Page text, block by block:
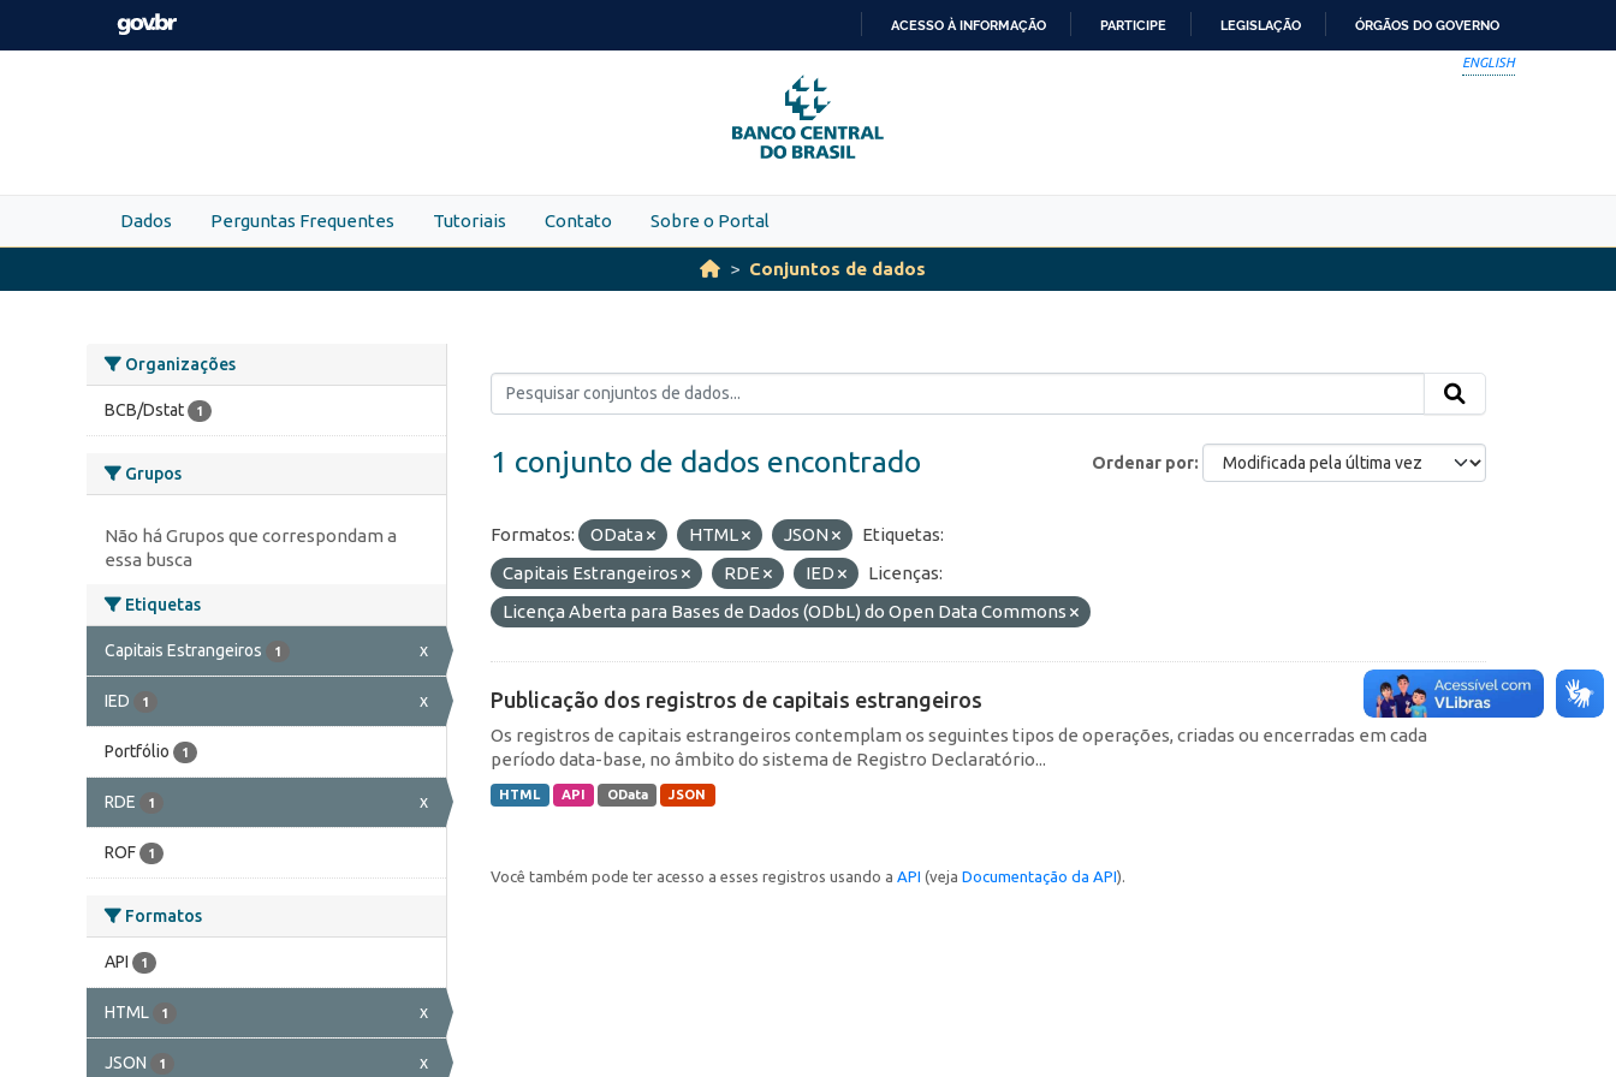
Skip to main content
PARA
O
CONTEÚDO
ACESSO À INFORMAÇÃO PARTICIPE LEGISLAÇÃO ÓRGÃOS DO GOVERNO
ENGLISH
Dados Perguntas Frequentes Tutoriais Contato Sobre o Portal
Conjuntos de dados
Organizações
BCB/Dstat 1
Grupos
Não há Grupos que correspondam a
essa busca
Etiquetas
Capitais Estrangeiros 1 x
IED 1 x
Portfólio 1
RDE 1 x
ROF 1
Formatos
API 1
HTML 1 x
JSON 1 x
Ordenar por
1 conjunto de dados encontrado
Formatos: OData HTML JSON
Etiquetas:
Capitais Estrangeiros
RDE IED
Licenças:
Licença Aberta para Bases de Dados (ODbL) do Open Data Commons
Publicação dos registros de capitais estrangeiros
Os registros de capitais estrangeiros contemplam os seguintes tipos de operações, criadas ou encerradas em cada
período data-base, no âmbito do sistema de Registro Declaratório...
HTML API OData JSON
Você também pode ter acesso a esses registros usando a API (veja Documentação da API).